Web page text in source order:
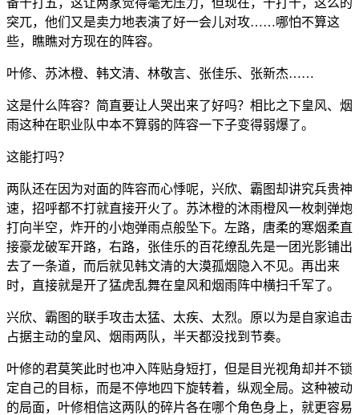
突兀，他们又是卖力地表演了好一会儿对攻……哪怕不算这
些，瞧瞧对方现在的阵容。
叶修、苏沐橙、韩文清、林敬言、张佳乐、张新杰……
这是什么阵容？简直要让人哭出来了好吗？相比之下皇风、烟
雨这种在职业队中本不算弱的阵容一下子变得弱爆了。
这能打吗？
两队还在因为对面的阵容而心悸呢，兴欣、霸图却讲究兵贵神
速，招呼都不打就直接开火了。苏沐橙的沐雨橙风一枚刺弹炮
打向半空，炸开的小炮弹雨点般坠下。左路，唐柔的寒烟柔直
接豪龙破军开路，右路，张佳乐的百花缭乱先是一团光影铺出
去了一条道，而后就见韩文清的大漠孤烟隐入不见。再出来
时，直接就是开了猛虎乱舞在皇风和烟雨阵中横扫千军了。
兴欣、霸图的联手攻击太猛、太疾、太烈。原以为是自家追击
占据主动的皇风、烟雨两队，半天都没找到节奏。
叶修的君莫笑此时也冲入阵贴身短打，但是目光视角却并不锁
定自己的目标，而是不停地四下旋转着，纵观全局。这种被动
的局面，叶修相信这两队的碎片各在哪个角色身上，就更容易